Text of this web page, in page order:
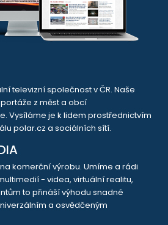
televizní společnost v ČR. Naše
z měst a obcí
Vysíláme je k lidem prostřednictvím
polar.cz a sociálních sítí.
komerční výrobu. Umíme a rádi
- videa, virtuální realitu,
to přináší výhodu snadné
a osvědčeným